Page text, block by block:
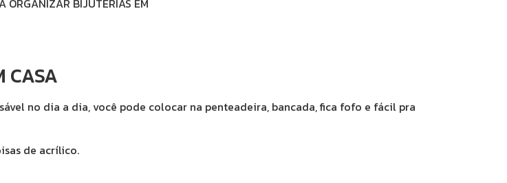
CASA
no dia a dia, você pode colocar na penteadeira, bancada, fica fofo e fácil pra
de acrílico.